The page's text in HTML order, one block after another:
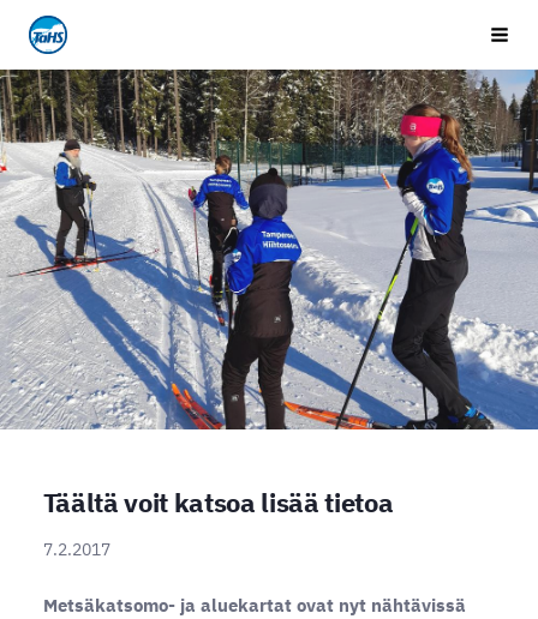
Siirry
sivun
sisältöön
Tampereen Hiihtoseura
Täältä voit katsoa lisää tietoa
7.2.2017
Metsäkatsomo- ja aluekartat ovat nyt nähtävissä